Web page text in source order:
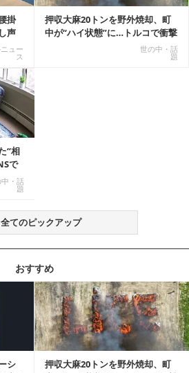
掛
声
ュー
ス
押収大麻20トンを野外焼却、町
中が“ハイ状態”に…トルコで衝撃
世の中・話
題
“相
で
・話
題
全てのピックアップ
おすすめ
シ
押収大麻20トンを野外焼却、町
読む